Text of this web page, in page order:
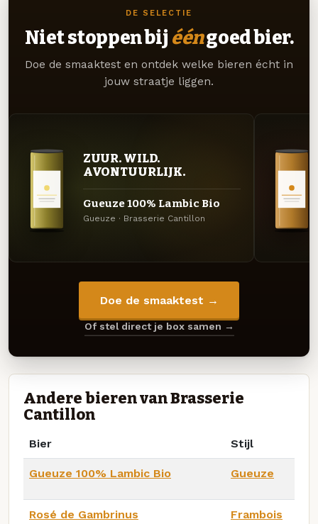
DE SELECTIE
Niet stoppen bij ééngoed bier.
Doe de smaaktest en ontdek welke bieren écht in
jouw straatje liggen.
ZUUR. WILD.
AVONTUURLIJK.
Gueuze 100% Lambic Bio
Gueuze · Brasserie Cantillon
Doe de smaaktest →
Of stel direct je box samen →
Andere bieren van Brasserie
Cantillon
Bier Stijl
Gueuze 100% Lambic Bio Gueuze
Rosé de Gambrinus
Frambois